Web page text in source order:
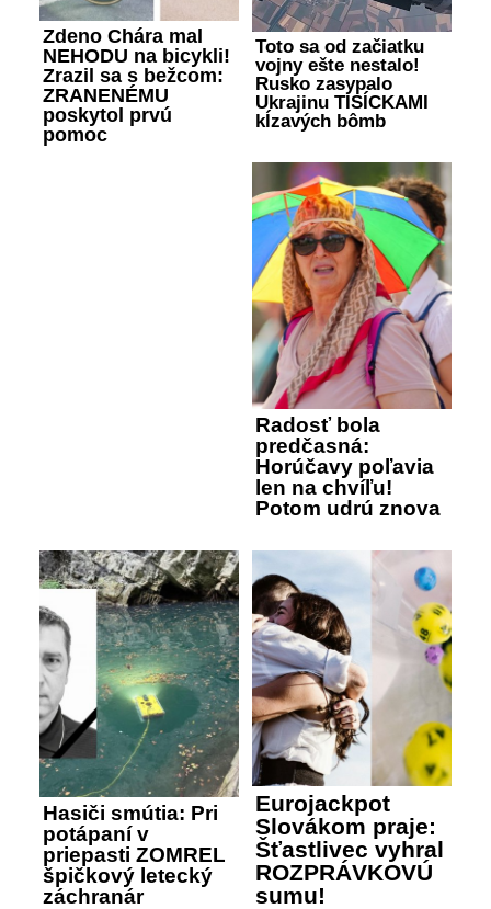
Zdeno Chára mal
NEHODU na bicykli!
Zrazil sa s bežcom:
ZRANENÉMU
poskytol prvú
pomoc
Toto sa od začiatku
vojny ešte nestalo!
Rusko zasypalo
Ukrajinu TISÍCKAMI
kĺzavých bômb
Radosť bola
predčasná:
Horúčavy poľavia
len na chvíľu!
Potom udrú znova
Hasiči smútia: Pri
potápaní v
priepasti ZOMREL
špičkový letecký
záchranár
Eurojackpot
Slovákom praje:
Šťastlivec vyhral
ROZPRÁVKOVÚ
sumu!